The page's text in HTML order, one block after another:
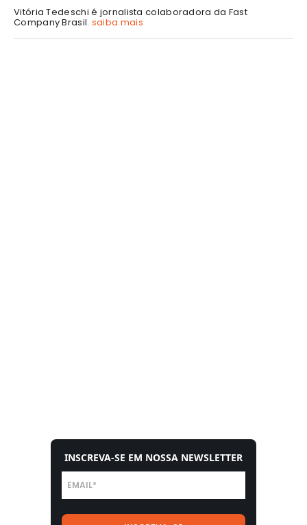
Vitória Tedeschi é jornalista colaboradora da Fast
Company Brasil. saiba mais
INSCREVA-SE EM NOSSA NEWSLETTER